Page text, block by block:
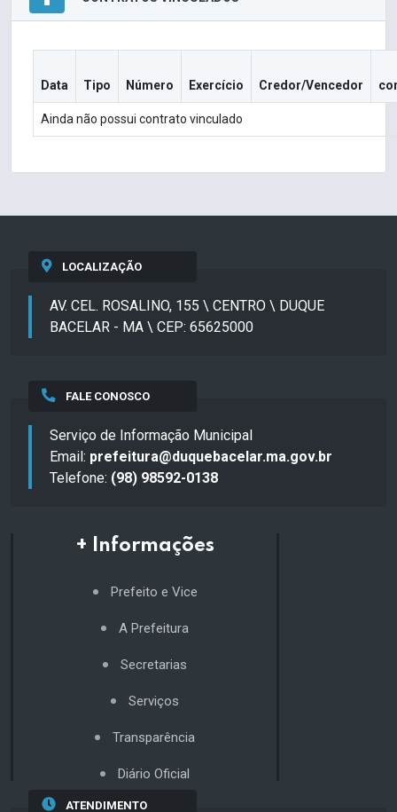
Data Tipo Número Exercício Credor/Vencedor
Ainda não possui contrato vinculado
LOCALIZAÇÃO
AV. CEL. ROSALINO, 155 \ CENTRO \ DUQUE
BACELAR - MA \ CEP: 65625000
FALE CONOSCO
Serviço de Informação Municipal
Email: prefeitura@duquebacelar.ma.gov.br
Telefone: (98) 98592-0138
+ Informações
Prefeito e Vice
A Prefeitura
Secretarias
Serviços
Transparência
Diário Oficial
ATENDIMENTO